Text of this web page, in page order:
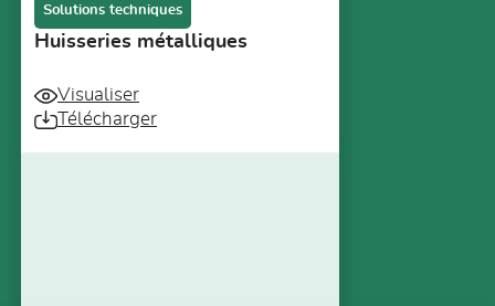
Solutions techniques
Huisseries métalliques
Visualiser
Télécharger